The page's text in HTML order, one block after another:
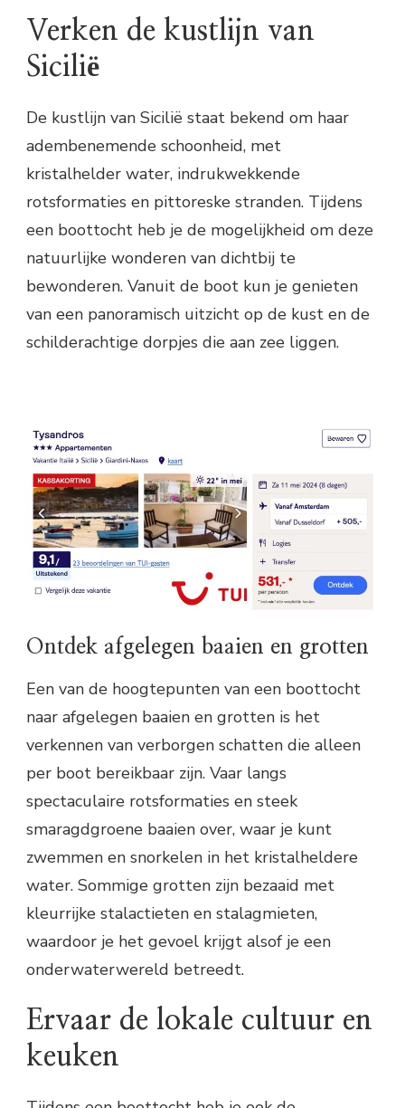
Verken de kustlijn van
Sicilië
De kustlijn van Sicilië staat bekend om haar
adembenemende schoonheid, met
kristalhelder water, indrukwekkende
rotsformaties en pittoreske stranden. Tijdens
een boottocht heb je de mogelijkheid om deze
natuurlijke wonderen van dichtbij te
bewonderen. Vanuit de boot kun je genieten
van een panoramisch uitzicht op de kust en de
schilderachtige dorpjes die aan zee liggen.
Ontdek afgelegen baaien en grotten
Een van de hoogtepunten van een boottocht
naar afgelegen baaien en grotten is het
verkennen van verborgen schatten die alleen
per boot bereikbaar zijn. Vaar langs
spectaculaire rotsformaties en steek
smaragdgroene baaien over, waar je kunt
zwemmen en snorkelen in het kristalheldere
water. Sommige grotten zijn bezaaid met
kleurrijke stalactieten en stalagmieten,
waardoor je het gevoel krijgt alsof je een
onderwaterwereld betreedt.
Ervaar de lokale cultuur en
keuken